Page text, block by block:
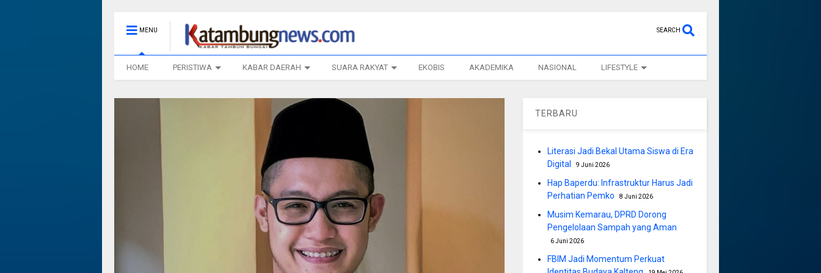
MENU SEARCH
HOME PERISTIWA KABAR DAERAH SUARA RAKYAT EKOBIS AKADEMIKA NASIONAL LIFESTYLE
TERBARU
Literasi Jadi Bekal Utama Siswa di Era
Digital
9 Juni 2026
Hap Baperdu: Infrastruktur Harus Jadi
Perhatian Pemko
8 Juni 2026
Musim Kemarau, DPRD Dorong
Pengelolaan Sampah yang Aman
6 Juni 2026
FBIM Jadi Momentum Perkuat